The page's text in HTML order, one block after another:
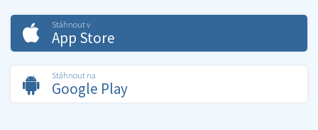
Stáhnout v
App Store
Stáhnout na
Google Play